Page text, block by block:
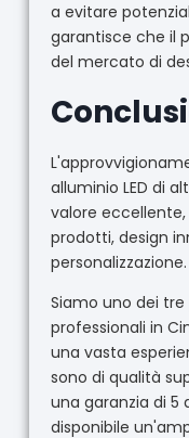
a evitare
garantisce che il
del mercato di
alluminio LED di
valore
prodotti, design
personalizzazione.
Siamo uno dei
professionali in
una vasta
sono di qualità
una garanzia di 5
disponibile